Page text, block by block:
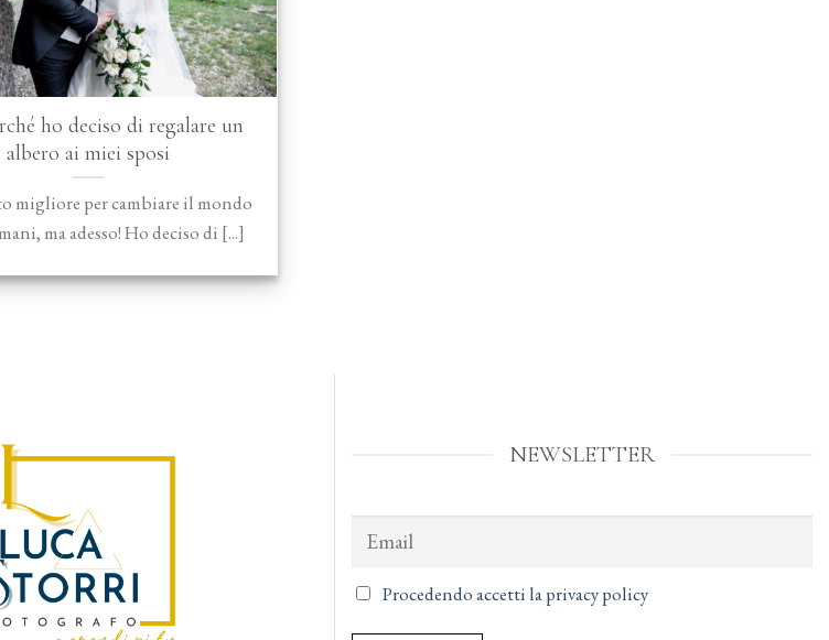
ho deciso di regalare un
albero ai miei sposi
migliore per cambiare il mondo
ma adesso! Ho deciso di [...]
NEWSLETTER
Procedendo accetti la privacy policy